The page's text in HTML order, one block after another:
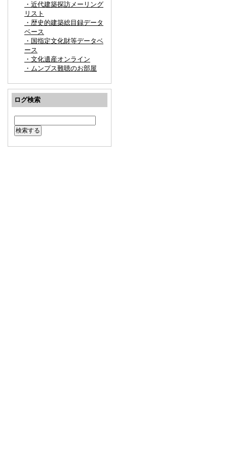
・近代建築探訪メーリング
リスト
・歴史的建築総目録データ
ベース
・国指定文化財等データベ
ース
・文化遺産オンライン
・ムンプス難聴のお部屋
ログ検索